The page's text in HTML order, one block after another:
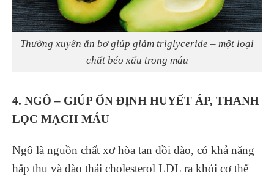
Thường xuyên ăn bơ giúp giảm triglyceride – một loại
chất béo xấu trong máu
4. NGÔ – GIÚP ỔN ĐỊNH HUYẾT ÁP, THANH
LỌC MẠCH MÁU
Ngô là nguồn chất xơ hòa tan dồi dào, có khả năng
hấp thu và đào thải cholesterol LDL ra khỏi cơ thể